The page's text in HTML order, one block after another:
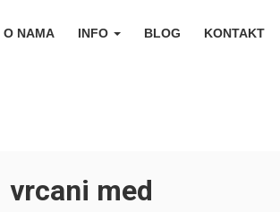
O NAMA INFO BLOG KONTAKT
vrcani med